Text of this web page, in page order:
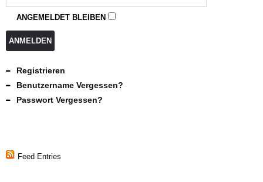
ANGEMELDET BLEIBEN
ANMELDEN
Registrieren
Benutzername Vergessen?
Passwort Vergessen?
Feed Entries